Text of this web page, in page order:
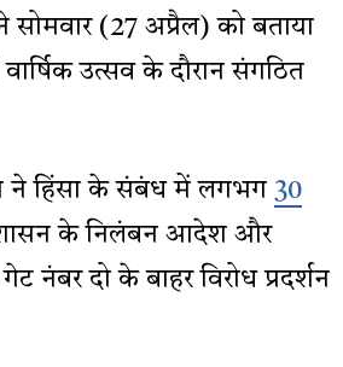
सोमवार (27 अप्रैल) को बताया
उत्सव के दौरान संगठित
ने हिंसा के संबंध में लगभग 30
के निलंबन आदेश और
दो के बाहर विरोध प्रदर्शन